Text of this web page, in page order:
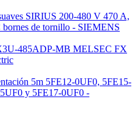
SIRIUS 200-480 V 470 A,
de tornillo - SIEMENS
485ADP-MB MELSEC FX
5m 5FE12-0UF0, 5FE15-
y 5FE17-0UF0 -